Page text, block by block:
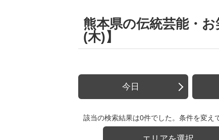
熊本県の伝統芸能・
(木)】
今日
該当の検索結果は0件でした。条件を変え